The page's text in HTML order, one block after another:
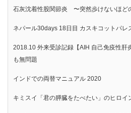
石灰沈着性股関節炎 〜突然歩けないほど
ネパール30days 18日目 カスキコットパレ
2018.10 外来受診記録【AIH 自己免疫性肝
も無問題
インドでの両替マニュアル 2020
キミスイ「君の膵臓をたべたい」のヒロイ